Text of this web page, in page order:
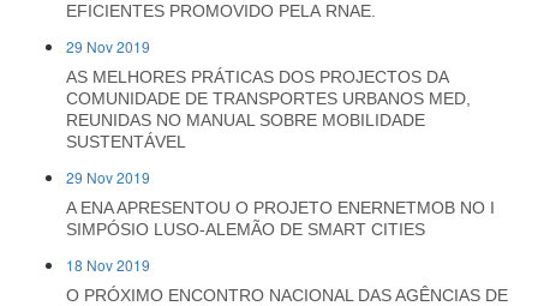
EFICIENTES PROMOVIDO PELA RNAE.
29 Nov 2019
AS MELHORES PRÁTICAS DOS PROJECTOS DA
COMUNIDADE DE TRANSPORTES URBANOS MED,
REUNIDAS NO MANUAL SOBRE MOBILIDADE
SUSTENTÁVEL
29 Nov 2019
A ENA APRESENTOU O PROJETO ENERNETMOB NO I
SIMPÓSIO LUSO-ALEMÃO DE SMART CITIES
18 Nov 2019
O PRÓXIMO ENCONTRO NACIONAL DAS AGÊNCIAS DE